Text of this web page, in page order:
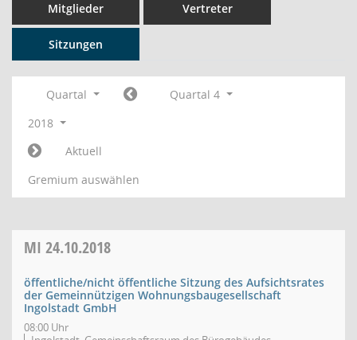
Mitglieder Vertreter
Sitzungen
Quartal
Quartal 4
2018
Aktuell
Gremium auswählen
MI 24.10.2018
öffentliche/nicht öffentliche Sitzung des Aufsichtsrates
der Gemeinnützigen Wohnungsbaugesellschaft
Ingolstadt GmbH
08:00 Uhr